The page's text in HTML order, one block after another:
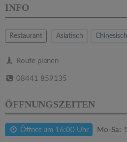
INFO
Restaurant Asiatisch Chinesisch
Route planen
08441 859135
ÖFFNUNGSZEITEN
Öffnet um 16:00 Uhr Mo-Sa:
a
v
a